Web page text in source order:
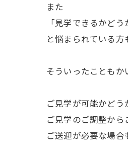
また
「見学できるかど
と悩まられている方
そういったこともか
ご見学が可能かどう
ご見学のご調整から
ご送迎が必要な場合